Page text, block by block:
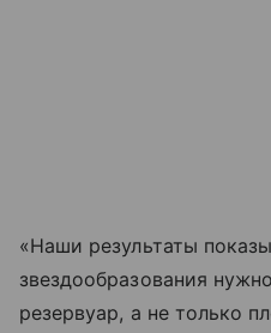
«Наши результаты
звездообразования
резервуар, а не только